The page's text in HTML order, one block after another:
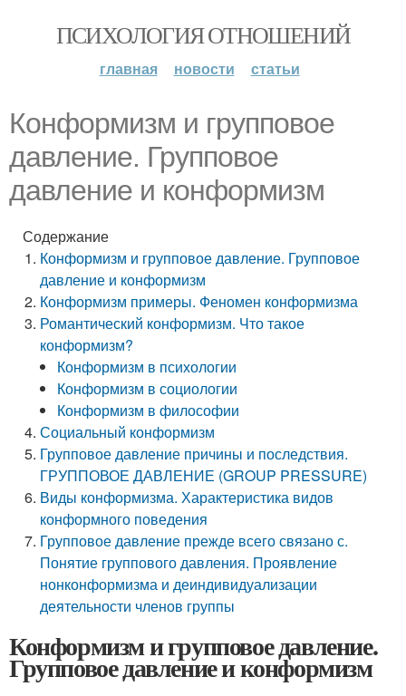
ПСИХОЛОГИЯ ОТНОШЕНИЙ
главная новости статьи
Конформизм и групповое
давление. Групповое
давление и конформизм
Содержание
Конформизм и групповое давление. Групповое
давление и конформизм
Конформизм примеры. Феномен конформизма
Романтический конформизм. Что такое
конформизм?
Конформизм в психологии
Конформизм в социологии
Конформизм в философии
Социальный конформизм
Групповое давление причины и последствия.
ГРУППОВОЕ ДАВЛЕНИЕ (GROUP PRESSURE)
Виды конформизма. Характеристика видов
конформного поведения
Групповое давление прежде всего связано с.
Понятие группового давления. Проявление
нонконформизма и деиндивидуализации
деятельности членов группы
Конформизм и групповое давление.
Групповое давление и конформизм